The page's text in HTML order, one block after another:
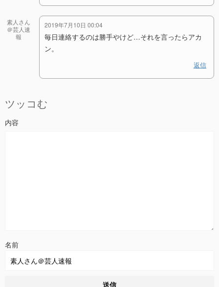
素人さん
＠芸人速
報
2019年7月10日 00:04
毎日連絡するのは勝手やけど…それを言ったらアカ
ン。
返信
ツッコむ
名前